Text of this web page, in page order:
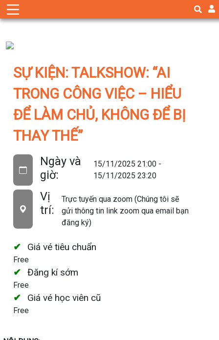
SỰ KIỆN: TALKSHOW: “AI
TRONG CÔNG VIỆC – HIỂU
ĐỂ LÀM CHỦ, KHÔNG ĐỂ BỊ
THAY THẾ”
Ngày và
giờ:
15/11/2025 21:00 -
15/11/2025 23:20
Vị
trí:
Trực tuyến qua zoom (Chúng tôi sẽ
gửi thông tin link zoom qua email bạn
đăng ký)
Giá vé tiêu chuẩn
Free
Đăng kí sớm
Free
Giá vé học viên cũ
Free